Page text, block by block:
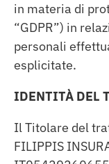
in materia di
“GDPR”) in
personali
esplicitate.
IDENTITÀ DEL
Il Titolare del
FILIPPIS